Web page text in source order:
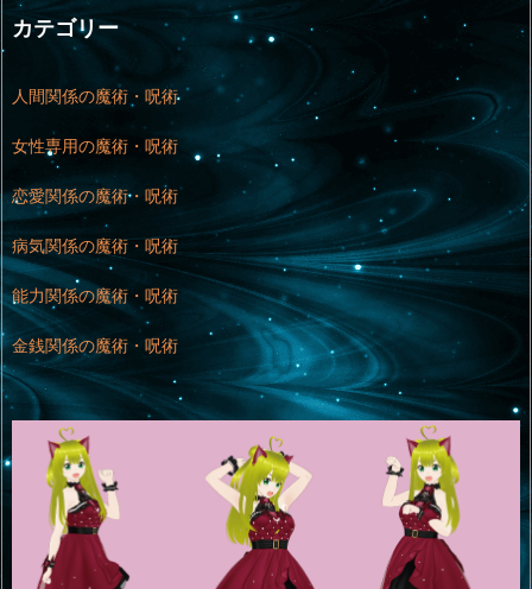
カテゴリー
人間関係の魔術・呪術
女性専用の魔術・呪術
恋愛関係の魔術・呪術
病気関係の魔術・呪術
能力関係の魔術・呪術
金銭関係の魔術・呪術